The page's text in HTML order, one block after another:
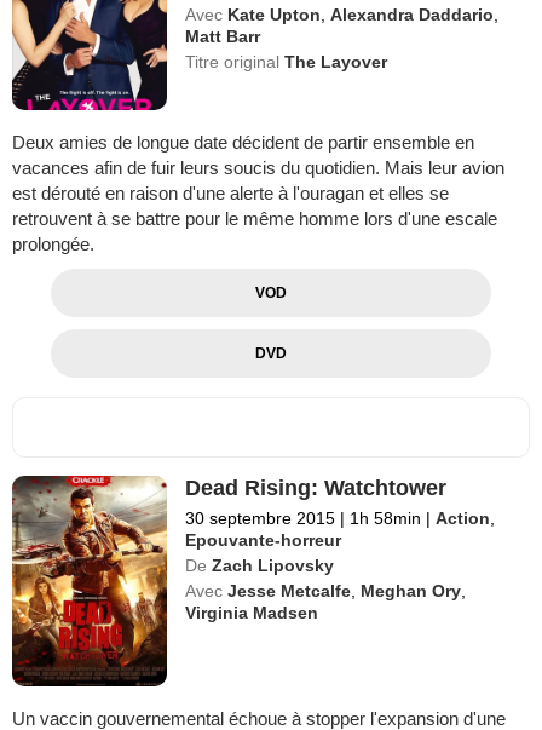
Avec Kate Upton ,Alexandra Daddario
Matt Barr
Titre originalThe Layover
Deux amies de longue date décident de partir ensemble en
vacances afin de fuir leurs soucis du quotidien. Mais leur avion
est dérouté en raison d'une alerte à l'ouragan et elles se
retrouvent à se battre pour le même homme lors d'une escale
prolongée.
VOD
DVD
Dead Rising: Watchtower
30 septembre 2015 | 1h 58min | Action
Epouvante-horreur
De Zach Lipovsky
Avec Jesse Metcalfe Meghan Ory
Virginia Madsen
Un vaccin gouvernemental échoue à stopper l'expansion d'une